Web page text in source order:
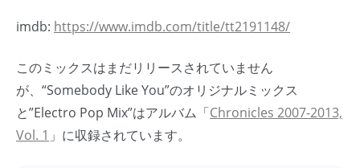
imdb: https://www.imdb.com/title/tt2191148/
このミックスはまだリリースされていません
が、“Somebody Like You”のオリジナルミックス
と”Electro Pop Mix”はアルバム「Chronicles 2007-2013,
Vol. 1 」に収録されています。